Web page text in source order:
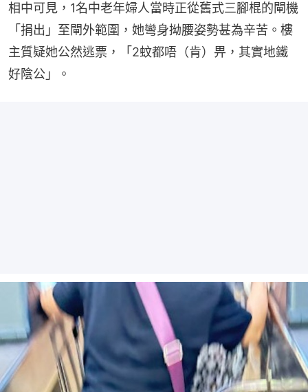
相中可見，1名中老年婦人當時正從舊式三腳棍的閘機
「捐出」至閘外範圍，她彎身拗腰姿勢甚為辛苦。樓
主質疑她公然逃票，「2蚊都唔（肯）畀，其實地鐵
好陰公」。